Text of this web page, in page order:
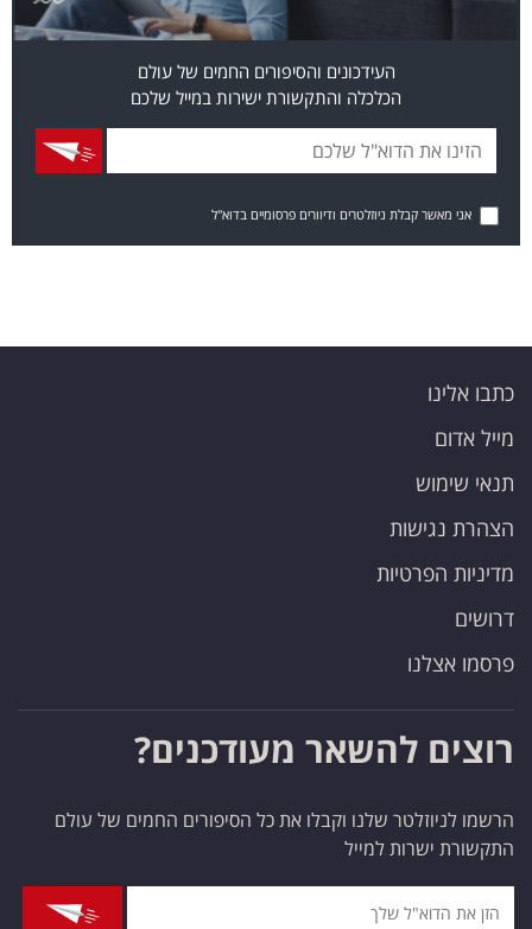
העידכונים והסיפורים החמים של עולם
הכלכלה והתקשורת ישירות במייל שלכם
אני מאשר קבלת ניוזלטרים ודיוורים פרסומיים בדוא"ל
כתבו אלינו
מייל אדום
תנאי שימוש
הצהרת נגישות
מדיניות הפרטיות
דרושים
פרסמו אצלנו
רוצים להשאר מעודכנים?
הרשמו לניוזלטר שלנו וקבלו את כל הסיפורים החמים של עולם
התקשורת ישרות למייל